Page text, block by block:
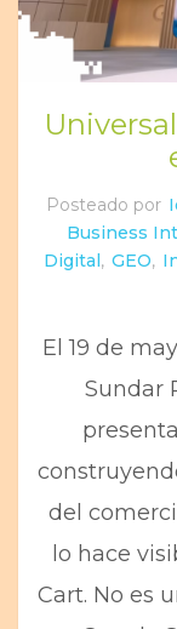
Posteado por
Business
Digital, GEO,
El 19 de
Sundar
del
lo hace
Cart. No es